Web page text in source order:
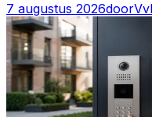
7 augustus 2026door